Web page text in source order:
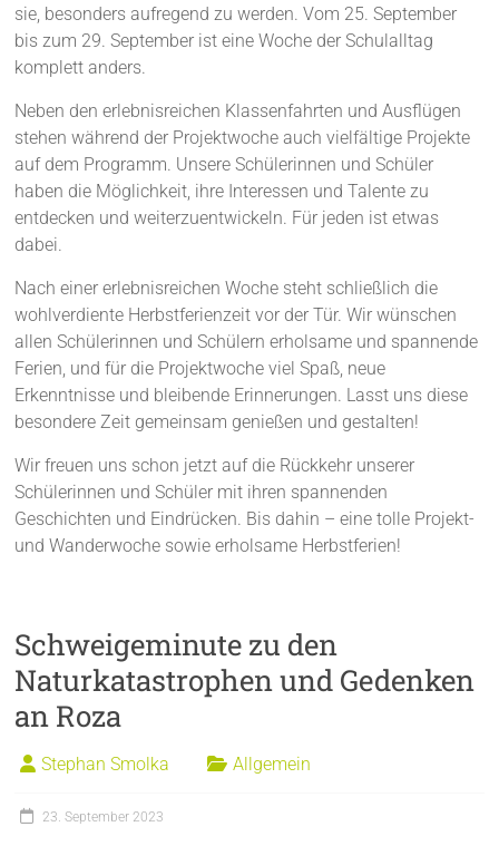
sie, besonders aufregend zu werden. Vom 25. September
bis zum 29. September ist eine Woche der Schulalltag
komplett anders.
Neben den erlebnisreichen Klassenfahrten und Ausflügen
stehen während der Projektwoche auch vielfältige Projekte
auf dem Programm. Unsere Schülerinnen und Schüler
haben die Möglichkeit, ihre Interessen und Talente zu
entdecken und weiterzuentwickeln. Für jeden ist etwas
dabei.
Nach einer erlebnisreichen Woche steht schließlich die
wohlverdiente Herbstferienzeit vor der Tür. Wir wünschen
allen Schülerinnen und Schülern erholsame und spannende
Ferien, und für die Projektwoche viel Spaß, neue
Erkenntnisse und bleibende Erinnerungen. Lasst uns diese
besondere Zeit gemeinsam genießen und gestalten!
Wir freuen uns schon jetzt auf die Rückkehr unserer
Schülerinnen und Schüler mit ihren spannenden
Geschichten und Eindrücken. Bis dahin – eine tolle Projekt-
und Wanderwoche sowie erholsame Herbstferien!
Schweigeminute zu den
Naturkatastrophen und Gedenken
an Roza
Stephan Smolka Allgemein
23. September 2023